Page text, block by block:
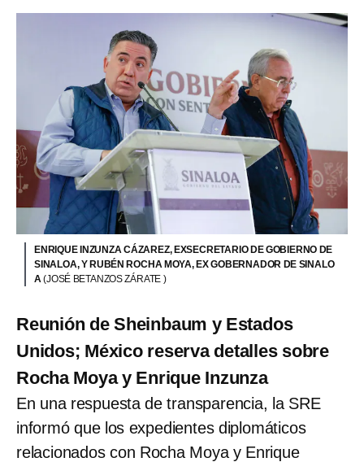
ENRIQUE INZUNZA CÁZAREZ, EXSECRETARIO DE GOBIERNO DE
SINALOA, Y RUBÉN ROCHA MOYA, EX GOBERNADOR DE SINALO
A(JOSÉ BETANZOS ZÁRATE )
Reunión de Sheinbaum y Estados
Unidos; México reserva detalles sobre
Rocha Moya y Enrique Inzunza
En una respuesta de transparencia, la SRE
informó que los expedientes diplomáticos
relacionados con Rocha Moya y Enrique